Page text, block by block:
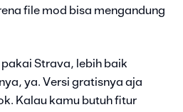
file mod bisa mengandung
Strava, lebih baik
ya. Versi gratisnya aja
Kalau kamu butuh fitur